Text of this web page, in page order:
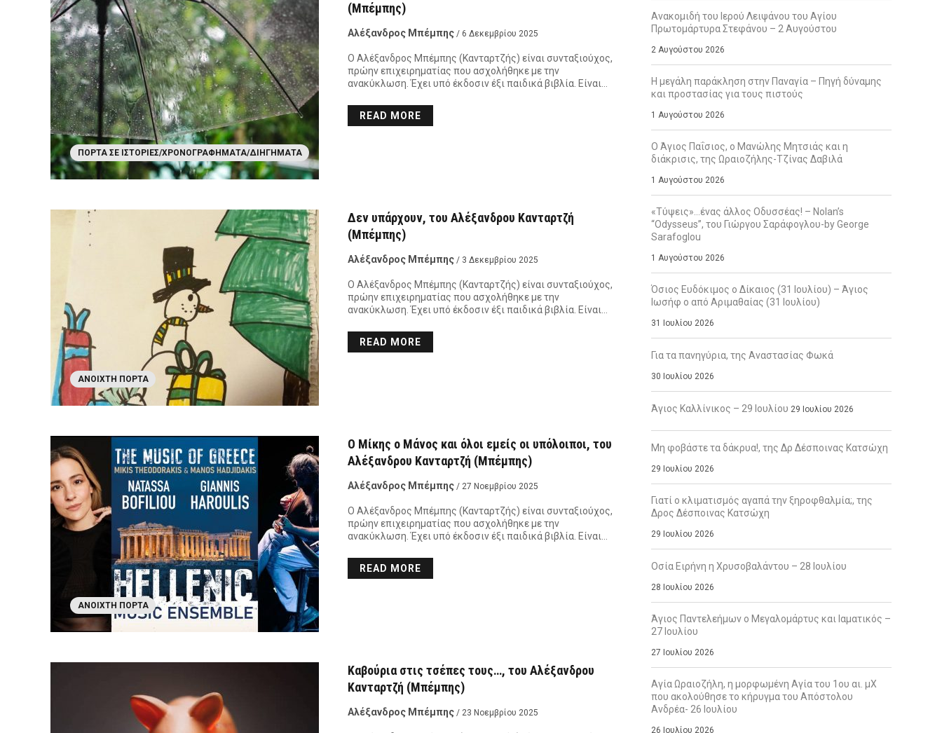
ΠΌΡΤΑ ΣΕ ΙΣΤΟΡΊΕΣ/ΧΡΟΝΟΓΡΑΦΉΜΑΤΑ/ΔΙΗΓΉΜΑΤΑ
(Μπέμπης)
Αλέξανδρος Μπέμπης / 6 Δεκεμβρίου 2025
Ο Αλέξανδρος Μπέμπης (Κανταρτζής) είναι συνταξιούχος,
πρώην επιχειρηματίας που ασχολήθηκε με την
ανακύκλωση. Έχει υπό έκδοσιν έξι παιδικά βιβλία. Είναι…
READ MORE
ΑΝΟΙΧΤΉ ΠΌΡΤΑ
Δεν υπάρχουν, του Αλέξανδρου Κανταρτζή
(Μπέμπης)
Αλέξανδρος Μπέμπης / 3 Δεκεμβρίου 2025
Ο Αλέξανδρος Μπέμπης (Κανταρτζής) είναι συνταξιούχος,
πρώην επιχειρηματίας που ασχολήθηκε με την
ανακύκλωση. Έχει υπό έκδοσιν έξι παιδικά βιβλία. Είναι…
READ MORE
ΑΝΟΙΧΤΉ ΠΌΡΤΑ
Ο Μίκης ο Μάνος και όλοι εμείς οι υπόλοιποι, του
Αλέξανδρου Κανταρτζή (Μπέμπης)
Αλέξανδρος Μπέμπης / 27 Νοεμβρίου 2025
Ο Αλέξανδρος Μπέμπης (Κανταρτζής) είναι συνταξιούχος,
πρώην επιχειρηματίας που ασχολήθηκε με την
ανακύκλωση. Έχει υπό έκδοσιν έξι παιδικά βιβλία. Είναι…
READ MORE
Καβούρια στις τσέπες τους…, του Αλέξανδρου
Κανταρτζή (Μπέμπης)
Αλέξανδρος Μπέμπης / 23 Νοεμβρίου 2025
Ανακομιδή του Ιερού Λειψάνου του Αγίου
Πρωτομάρτυρα Στεφάνου – 2 Αυγούστου
2 Αυγούστου 2026
Η μεγάλη παράκληση στην Παναγία – Πηγή δύναμης
και προστασίας για τους πιστούς
1 Αυγούστου 2026
Ο Άγιος Παΐσιος, ο Μανώλης Μητσιάς και η
διάκρισις, της Ωραιοζήλης-Τζίνας Δαβιλά
1 Αυγούστου 2026
«Τύψεις»…ένας άλλος Οδυσσέας! – Nolan’s
“Odysseus”, του Γιώργου Σαράφογλου-by George
Sarafoglou
1 Αυγούστου 2026
Όσιος Ευδόκιμος ο Δίκαιος (31 Ιουλίου) – Άγιος
Ιωσήφ ο από Αριμαθαίας (31 Ιουλίου)
31 Ιουλίου 2026
Για τα πανηγύρια, της Αναστασίας Φωκά
30 Ιουλίου 2026
Άγιος Καλλίνικος – 29 Ιουλίου 29 Ιουλίου 2026
Μη φοβάστε τα δάκρυα!, της Δρ Δέσποινας Κατσώχη
29 Ιουλίου 2026
Γιατί ο κλιματισμός αγαπά την ξηροφθαλμία;, της
Δρος Δέσποινας Κατσώχη
29 Ιουλίου 2026
Οσία Ειρήνη η Χρυσοβαλάντου – 28 Ιουλίου
28 Ιουλίου 2026
Άγιος Παντελεήμων ο Μεγαλομάρτυς και Ιαματικός –
27 Ιουλίου
27 Ιουλίου 2026
Αγία Ωραιοζήλη, η μορφωμένη Αγία του 1ου αι. μΧ
που ακολούθησε το κήρυγμα του Απόστολου
Ανδρέα- 26 Ιουλίου
26 Ιουλίου 2026